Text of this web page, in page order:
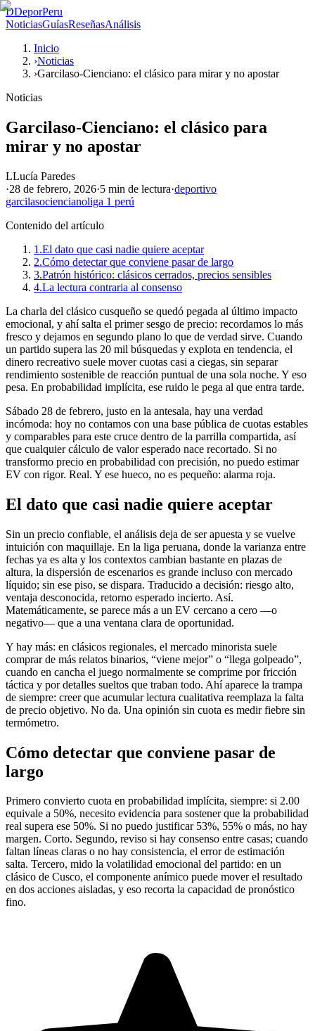
DDeporPeru
NoticiasGuíasReseñasAnálisis
Inicio
›Noticias
›Garcilaso-Cienciano: el clásico para mirar y no apostar
Noticias
Garcilaso-Cienciano: el clásico para
mirar y no apostar
LLucía Paredes
·28 de febrero, 2026·5 min de lectura·deportivo
garcilasociencianoliga 1 perú
Contenido del artículo
1.El dato que casi nadie quiere aceptar
2.Cómo detectar que conviene pasar de largo
3.Patrón histórico: clásicos cerrados, precios sensibles
4.La lectura contraria al consenso
La charla del clásico cusqueño se quedó pegada al último impacto
emocional, y ahí salta el primer sesgo de precio: recordamos lo más
fresco y dejamos en segundo plano lo que de verdad sirve. Cuando
un partido supera las 20 mil búsquedas y explota en tendencia, el
dinero recreativo suele mover cuotas casi a ciegas, sin separar
rendimiento sostenible de reacción puntual de una sola noche. Y eso
pesa. En probabilidad implícita, ese ruido le pega al que entra tarde.
Sábado 28 de febrero, justo en la antesala, hay una verdad
incómoda: hoy no contamos con una base pública de cuotas estables
y comparables para este cruce dentro de la parrilla compartida, así
que cualquier cálculo de valor esperado nace recortado. Si no
transformo precio en probabilidad con precisión, no puedo estimar
EV con rigor. Real. Y ese hueco, no es pequeño: alarma roja.
El dato que casi nadie quiere aceptar
Sin un precio confiable, el análisis deja de ser apuesta y se vuelve
intuición con maquillaje. En la liga peruana, donde la varianza entre
fechas ya es alta y los contextos cambian bastante en plazas de
altura, la dispersión de escenarios es grande incluso con mercado
líquido; sin ese piso, se dispara. Traducido a decisión: riesgo alto,
ventaja desconocida, retorno esperado incierto. Así.
Matemáticamente, se parece más a un EV cercano a cero —o
negativo— que a una ventana clara de oportunidad.
Y hay más: en clásicos regionales, el mercado minorista suele
comprar de más relatos binarios, “viene mejor” o “llega golpeado”,
cuando en cancha el juego normalmente se comprime por fricción
táctica y por detalles sueltos que traban todo. Ahí aparece la trampa
de siempre: creer que acumular lectura cualitativa reemplaza la falta
de precio objetivo. No da. Una opinión sin cuota es medir fiebre sin
termómetro.
Cómo detectar que conviene pasar de
largo
Primero convierto cuota en probabilidad implícita, siempre: si 2.00
equivale a 50%, necesito evidencia para sostener que la probabilidad
real supera ese 50%. Si no puedo justificar 53%, 55% o más, no hay
margen. Corto. Segundo, reviso si hay consenso entre casas; cuando
faltan líneas claras o no hay consistencia, el error de estimación
salta. Tercero, mido la volatilidad emocional del partido: en un
clásico de Cusco, el componente anímico puede mover el resultado
en dos acciones aisladas, y eso recorta la capacidad de pronóstico
fino.